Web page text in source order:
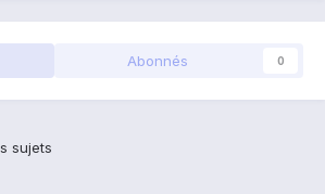
Abonnés 0
sujets